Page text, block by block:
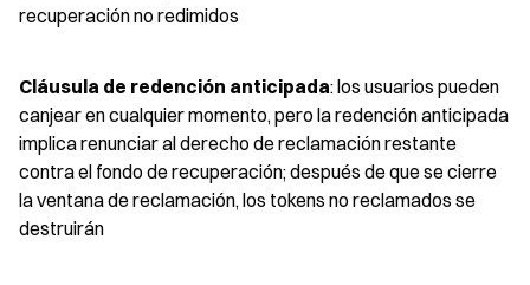
recuperación no redimidos
Cláusula de redención anticipada: los usuarios pueden
canjear en cualquier momento, pero la redención anticipada
implica renunciar al derecho de reclamación restante
contra el fondo de recuperación; después de que se cierre
la ventana de reclamación, los tokens no reclamados se
destruirán